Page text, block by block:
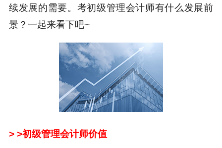
续发展的需要。考初级管理会计师有什么发展前
景？一起来看下吧~
> >初级管理会计师价值